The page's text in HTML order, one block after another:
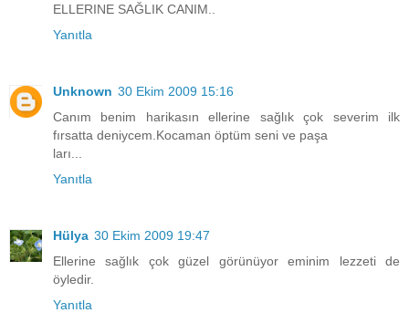
ELLERINE SAĞLIK CANIM..
Yanıtla
Unknown 30 Ekim 2009 15:16
Canım benim harikasın ellerine sağlık çok severim ilk
fırsatta deniycem.Kocaman öptüm seni ve paşa
ları...
Yanıtla
Hülya 30 Ekim 2009 19:47
Ellerine sağlık çok güzel görünüyor eminim lezzeti de
öyledir.
Yanıtla